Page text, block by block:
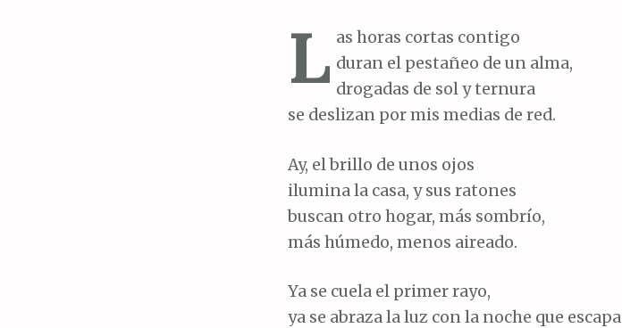
L as horas cortas contigo
duran el pestañeo de un alma,
drogadas de sol y ternura
se deslizan por mis medias de red.
Ay, el brillo de unos ojos
ilumina la casa, y sus ratones
buscan otro hogar, más sombrío,
más húmedo, menos aireado.
Ya se cuela el primer rayo,
ya se abraza la luz con la noche que escapa